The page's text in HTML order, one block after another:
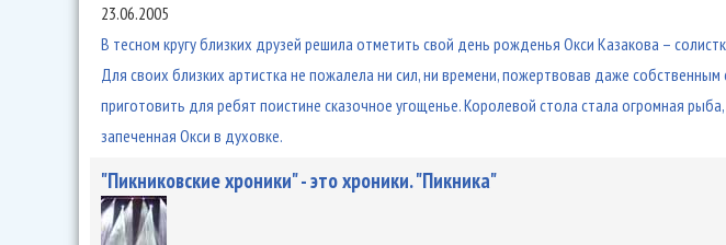
23.06.2005
В тесном кругу близких друзей решила отметить свой день рожденья Окси Казакова –
Для своих близких артистка не пожалела ни сил, ни времени, пожертвовав даже
приготовить для ребят поистине сказочное угощенье. Королевой стола стала огромная
запеченная Окси в духовке.
"Пикниковские хроники" - это хроники. "Пикника"